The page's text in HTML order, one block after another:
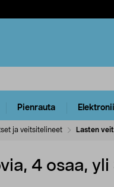
Pienrauta
ja veitsitelineet Lasten
4 osaa,